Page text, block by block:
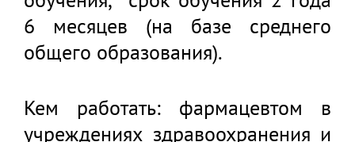
6 месяцев (на базе среднего
общего образования).
Кем работать: фармацевтом в
учреждениях здравоохранения и